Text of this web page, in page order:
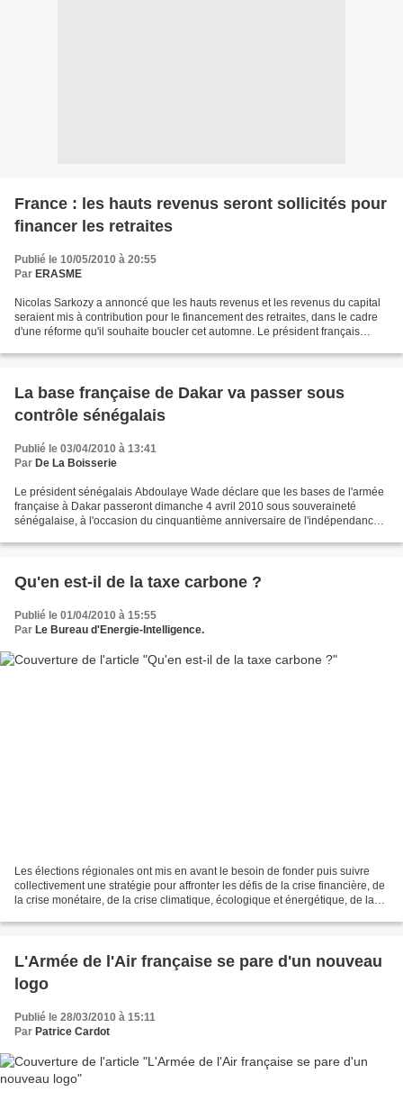
France : les hauts revenus seront sollicités pour
financer les retraites
Publié le 10/05/2010 à 20:55
Par ERASME
Nicolas Sarkozy a annoncé que les hauts revenus et les revenus du capital
seraient mis à contribution pour le financement des retraites, dans le cadre
d'une réforme qu'il souhaite boucler cet automne. Le président français
La base française de Dakar va passer sous
contrôle sénégalais
Publié le 03/04/2010 à 13:41
Par De La Boisserie
Le président sénégalais Abdoulaye Wade déclare que les bases de l'armée
française à Dakar passeront dimanche 4 avril 2010 sous souveraineté
sénégalaise, à l'occasion du cinquantième anniversaire de l'indépendance
Qu'en est-il de la taxe carbone ?
Publié le 01/04/2010 à 15:55
Par Le Bureau d'Energie-Intelligence.
Les élections régionales ont mis en avant le besoin de fonder puis suivre
collectivement une stratégie pour affronter les défis de la crise financière, de
la crise monétaire, de la crise climatique, écologique et énergétique, de la
L'Armée de l'Air française se pare d'un nouveau
logo
Publié le 28/03/2010 à 15:11
Par Patrice Cardot